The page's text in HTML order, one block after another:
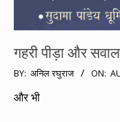
गहरी पीड़ा और
2023-
08-
BY: अनिल रघुराज ON:
और भी